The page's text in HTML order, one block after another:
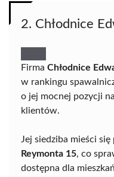
2. Chłodnice
Firma Chłodnice
w rankingu
o jej mocnej pozycji
klientów.
Jej siedziba mieści
Reymonta 15, co
dostępna dla